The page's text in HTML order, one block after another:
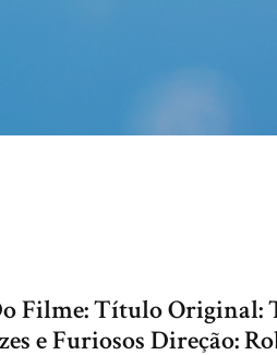
Filme: Título Original:
e Furiosos Direção: